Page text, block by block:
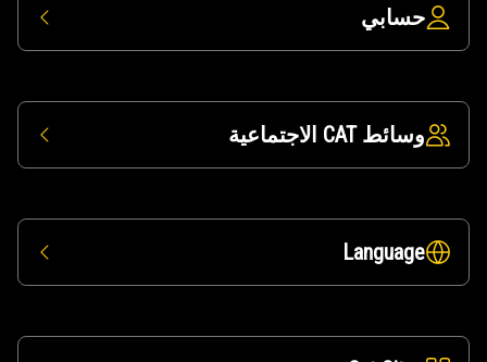
حسابي
وسائط CAT الاجتماعية
Language